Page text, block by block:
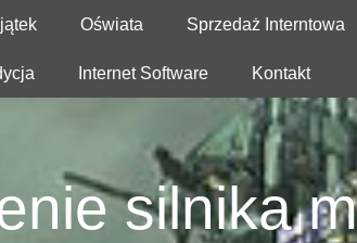
Oświata Sprzedaż Interntowa
Internet Software Kontakt
silnika